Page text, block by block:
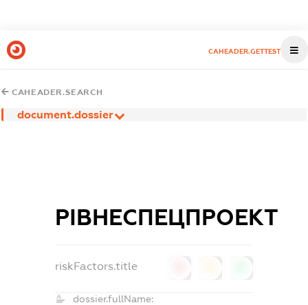
CAHEADER.GETTEST
CAHEADER.SEARCH
document.dossier
РІВНЕСПЕЦПРОЕКТ
riskFactors.title
dossier.fullName: